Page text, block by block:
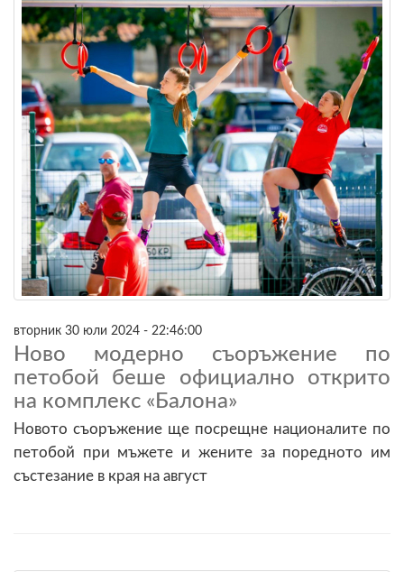
вторник 30 юли 2024 - 22:46:00
Ново модерно съоръжение по
петобой беше официално открито
на комплекс «Балона»
Новото съоръжение ще посрещне националите по
петобой при мъжете и жените за поредното им
състезание в края на август